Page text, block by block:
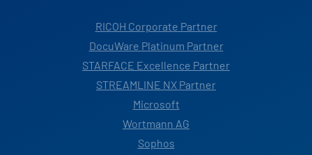
RICOH Corporate Partner
DocuWare Platinum Partner
STARFACE Excellence Partner
STREAMLINE NX Partner
Microsoft
Wortmann AG
Sophos